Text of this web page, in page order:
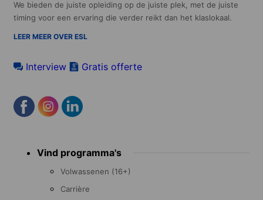
We bieden de juiste opleiding op de juiste plek, met de juiste
timing voor een ervaring die verder reikt dan het klaslokaal.
LEER MEER OVER ESL
Interview Gratis offerte
menu Vind programma's
Volwassenen (16+)
Carrière